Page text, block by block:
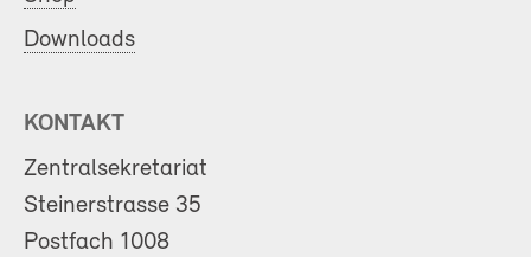
Downloads
KONTAKT
Zentralsekretariat
Steinerstrasse 35
Postfach 1008